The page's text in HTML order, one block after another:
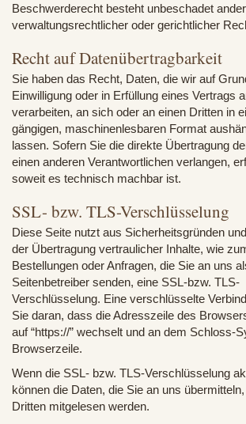
Beschwerderecht besteht unbeschadet
verwaltungsrechtlicher oder gerichtlicher
Recht auf Datenübertragbarkeit
Sie haben das Recht, Daten, die wir auf
Einwilligung oder in Erfüllung eines Vertrags
verarbeiten, an sich oder an einen Dritten in
gängigen, maschinenlesbaren Format
lassen. Sofern Sie die direkte Übertragung
einen anderen Verantwortlichen verlangen,
soweit es technisch machbar ist.
SSL- bzw. TLS-Verschlüsselung
Diese Seite nutzt aus Sicherheitsgründen
der Übertragung vertraulicher Inhalte, wie
Bestellungen oder Anfragen, die Sie an uns
Seitenbetreiber senden, eine SSL-bzw. TLS-
Verschlüsselung. Eine verschlüsselte
Sie daran, dass die Adresszeile des
auf “https://” wechselt und an dem Schloss-
Browserzeile.
Wenn die SSL- bzw. TLS-Verschlüsselung
können die Daten, die Sie an uns
Dritten mitgelesen werden.